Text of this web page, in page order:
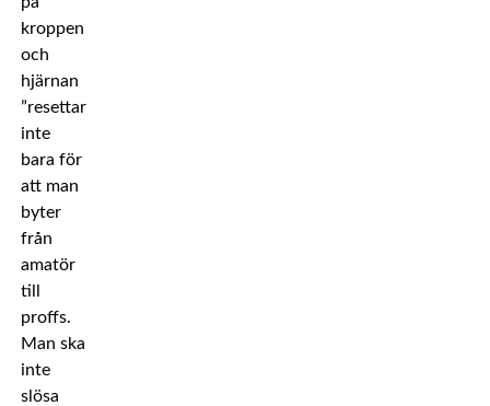
kroppen
och
hjärnan
”resettar”
inte
bara för
att man
byter
från
amatör
till
proffs.
Man ska
inte
slösa